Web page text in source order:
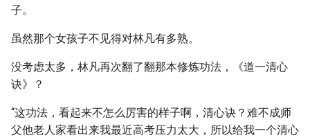
子。
虽然那个女孩子不见得对林凡有多熟。
没考虑太多，林凡再次翻了翻那本修炼功法，《道一清心
诀》？
“这功法，看起来不怎么厉害的样子啊，清心诀？难不成师
父他老人家看出来我最近高考压力太大，所以给我一个清心